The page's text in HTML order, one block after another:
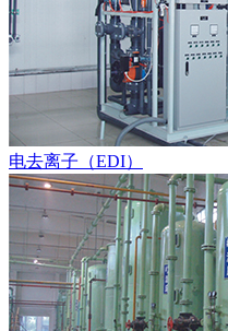
电去离子（EDI）